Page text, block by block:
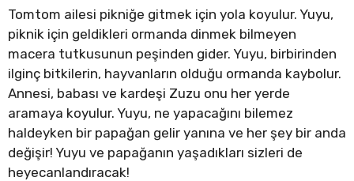
Tomtom ailesi pikniğe gitmek için yola koyulur. Yuyu,
piknik için geldikleri ormanda dinmek bilmeyen
macera tutkusunun peşinden gider. Yuyu, birbirinden
ilginç bitkilerin, hayvanların olduğu ormanda kaybolur.
Annesi, babası ve kardeşi Zuzu onu her yerde
aramaya koyulur. Yuyu, ne yapacağını bilemez
haldeyken bir papağan gelir yanına ve her şey bir anda
değişir! Yuyu ve papağanın yaşadıkları sizleri de
heyecanlandıracak!